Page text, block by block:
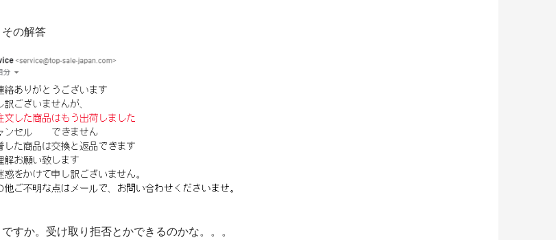
その解答
すか。受け取り拒否とかできるのかな。。。